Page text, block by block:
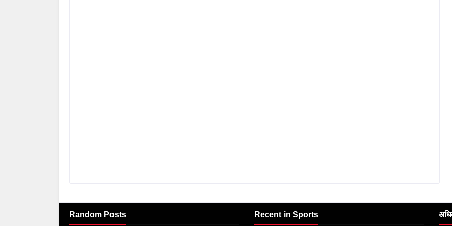
Random Posts Recent in Sports